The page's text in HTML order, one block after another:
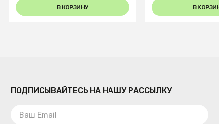
В КОРЗИНУ В
ПОДПИСЫВАЙТЕСЬ НА НАШУ РАССЫЛКУ